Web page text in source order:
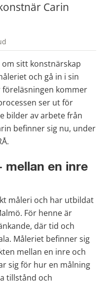
Carin
sitt konstnärskap
och gå in i sin
kommer
ser ut för
bilder av arbete från
befinner sig nu, under
mellan en inre
måleri och har utbildat
För henne är
där tid och
Måleriet befinner sig
mellan en inre och
sig för hur en målning
tillstånd och